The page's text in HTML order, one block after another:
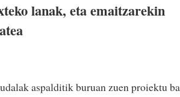
lanak, eta emaitzarekin
aspalditik buruan zuen proiektu